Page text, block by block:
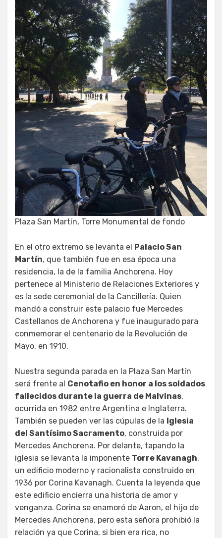
Plaza San Martín, Torre Monumental de fondo
En el otro extremo se levanta el Palacio San
Martín, que también fue en esa época una
residencia, la de la familia Anchorena. Hoy
pertenece al Ministerio de Relaciones Exteriores y
es la sede ceremonial de la Cancillería. Quien
mandó a construir este palacio fue Mercedes
Castellanos de Anchorena y fue inaugurado para
conmemorar el centenario de la Revolución de
Mayo, en 1910.
Nuestra segunda parada en la Plaza San Martín
será frente al Cenotafio en honor a los soldados
fallecidos durante la guerra de Malvinas,
ocurrida en 1982 entre Argentina e Inglaterra.
También se pueden ver las cúpulas de la Iglesia
del Santísimo Sacramento, construida por
Mercedes Anchorena. Por delante, tapando la
iglesia se levanta la imponente Torre Kavanagh,
un edificio moderno y racionalista construido en
1936 por Corina Kavanagh. Cuenta la leyenda que
este edificio encierra una historia de amor y
venganza. Corina se enamoró de Aaron, el hijo de
Mercedes Anchorena, pero esta señora prohibió la
relación ya que Corina, si bien era rica, no